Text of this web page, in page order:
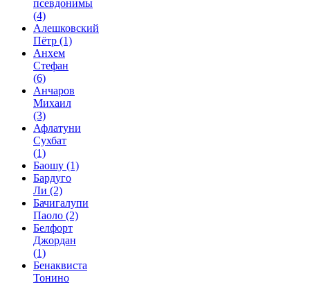
псевдонимы
(4)
Алешковский
Пётр (1)
Анхем
Стефан
(6)
Анчаров
Михаил
(3)
Афлатуни
Сухбат
(1)
Баошу (1)
Бардуго
Ли (2)
Бачигалупи
Паоло (2)
Белфорт
Джордан
(1)
Бенаквиста
Тонино